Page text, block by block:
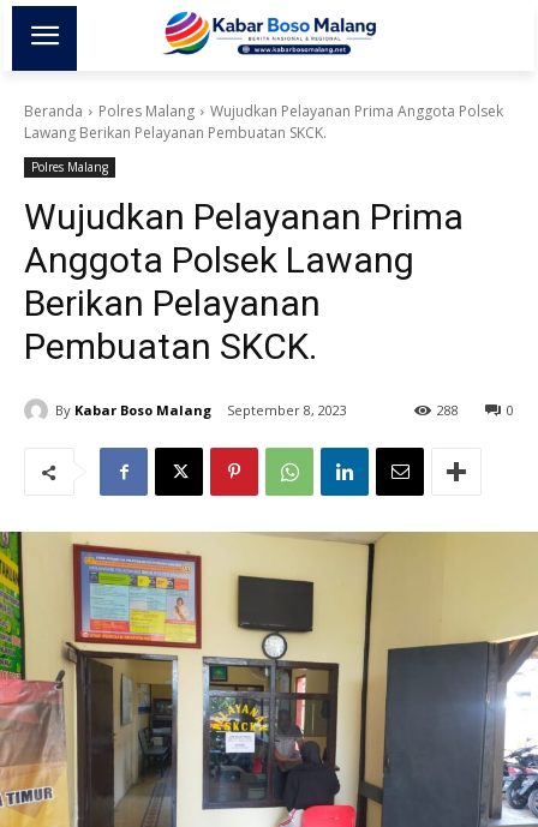
Beranda Polres Malang
Wujudkan Pelayanan Prima Anggota Polsek
Lawang Berikan Pelayanan Pembuatan SKCK.
Polres Malang
Wujudkan Pelayanan Prima
Anggota Polsek Lawang
Berikan Pelayanan
Pembuatan SKCK.
By Kabar Boso Malang September 8, 2023 0
288